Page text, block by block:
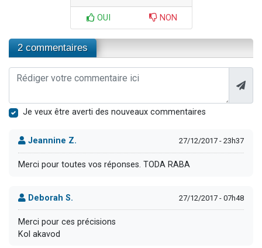
OUI NON
2 commentaires
Je veux être averti des nouveaux commentaires
Jeannine Z. 27/12/2017 - 23h37
Merci pour toutes vos réponses. TODA RABA
Deborah S. 27/12/2017 - 07h48
Merci pour ces précisions
Kol akavod